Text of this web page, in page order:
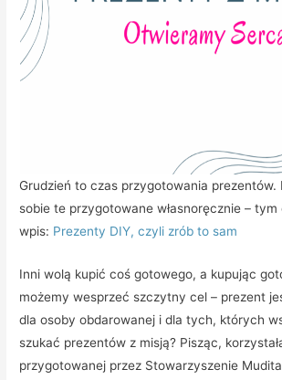
Grudzień to czas przygotowania prezentów.
sobie te przygotowane własnoręcznie – tym
wpis: Prezenty DIY, czyli zrób to sam
Inni wolą kupić coś gotowego, a kupując
możemy wesprzeć szczytny cel – prezent
dla osoby obdarowanej i dla tych, których
szukać prezentów z misją? Pisząc,
przygotowanej przez Stowarzyszenie Mudita